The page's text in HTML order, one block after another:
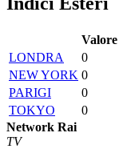
Valore
LONDRA
0
NEW YORK 0
PARIGI
0
TOKYO
0
Network Rai
TV